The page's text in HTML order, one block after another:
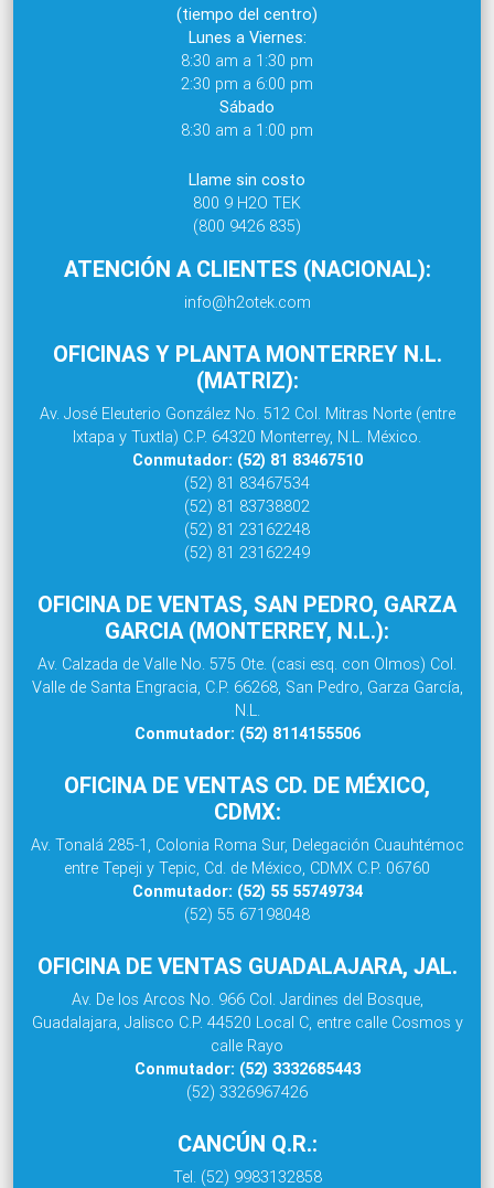
(tiempo del centro)
Lunes a Viernes:
8:30 am a 1:30 pm
2:30 pm a 6:00 pm
Sábado
8:30 am a 1:00 pm
Llame sin costo
800 9 H2O TEK
(800 9426 835)
ATENCIÓN A CLIENTES (NACIONAL):
info@h2otek.com
OFICINAS Y PLANTA MONTERREY N.L.
(MATRIZ):
Av. José Eleuterio González No. 512 Col. Mitras Norte (entre
Ixtapa y Tuxtla) C.P. 64320 Monterrey, N.L. México.
Conmutador: (52) 81 83467510
(52) 81 83467534
(52) 81 83738802
(52) 81 23162248
(52) 81 23162249
OFICINA DE VENTAS, SAN PEDRO, GARZA
GARCIA (MONTERREY, N.L.):
Av. Calzada de Valle No. 575 Ote. (casi esq. con Olmos) Col.
Valle de Santa Engracia, C.P. 66268, San Pedro, Garza García,
N.L.
Conmutador: (52) 8114155506
OFICINA DE VENTAS CD. DE MÉXICO,
CDMX:
Av. Tonalá 285-1, Colonia Roma Sur, Delegación Cuauhtémoc
entre Tepeji y Tepic, Cd. de México, CDMX C.P. 06760
Conmutador: (52) 55 55749734
(52) 55 67198048
OFICINA DE VENTAS GUADALAJARA, JAL.
Av. De los Arcos No. 966 Col. Jardines del Bosque,
Guadalajara, Jalisco C.P. 44520 Local C, entre calle Cosmos y
calle Rayo
Conmutador: (52) 3332685443
(52) 3326967426
CANCÚN Q.R.:
Tel. (52) 9983132858